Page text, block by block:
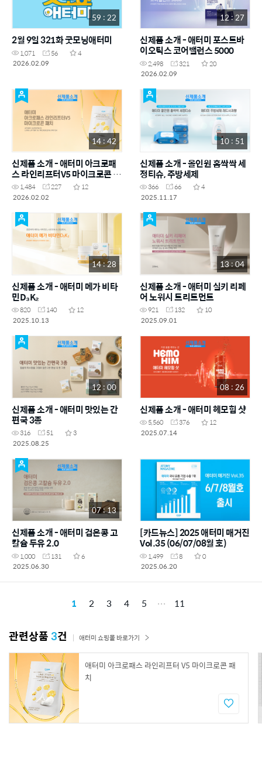
59 : 22
2월 9일 321화 굿모닝애터미
1,071 56
4
2026.02.09
12 : 27
신제품 소개 - 애터미 포스트바
이오틱스 코어밸런스 5000
2,498 321
20
2026.02.09
14 : 42
신제품 소개 - 애터미 아크로패
스 라인리프터V5 마이크로콘 패
치1,484 227
12
2026.02.02
10 : 51
신제품 소개 - 올인원 홈싹싹 세
정티슈, 주방세제
366 66
4
2025.11.17
14 : 28
신제품 소개 - 애터미 메가 비타
민D₃K₂
820 140
12
2025.10.13
13 : 04
신제품 소개 - 애터미 실키 리페
어 노워시 트리트먼트
921 132
10
2025.09.01
12 : 00
신제품 소개 - 애터미 맛있는 간
편국 3종
316 51
3
2025.08.25
08 : 26
신제품 소개 - 애터미 헤모힘 샷
5,560 376
12
2025.07.14
07 : 13
신제품 소개 - 애터미 검은콩 고
칼슘 두유 2.0
1,000 131
6
2025.06.30
[카드뉴스] 2025 애터미 매거진
Vol.35 (06/07/08월 호)
1,499 8
0
2025.06.20
1 2 3 4 5 11
관련상품3건 애터미 쇼핑몰 바로가기
애터미 아크로패스 라인리프터 V5 마이크로콘 패
치